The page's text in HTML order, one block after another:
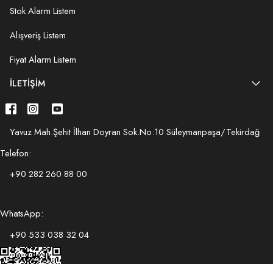
Stok Alarm Listem
Alışveriş Listem
Fiyat Alarm Listem
İLETIŞIM
Yavuz Mah.Şehit İlhan Doyran Sok.No:10 Süleymanpaşa/Tekirdağ
Telefon:
+90 282 260 88 00
WhatsApp:
+90 533 038 32 04